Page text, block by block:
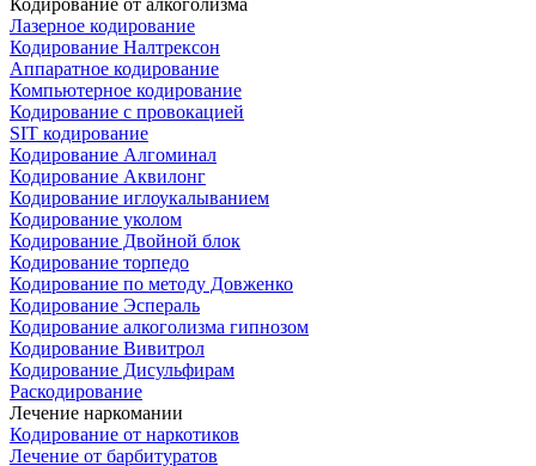
Кодирование от алкоголизма
Лазерное кодирование
Кодирование Налтрексон
Аппаратное кодирование
Компьютерное кодирование
Кодирование с провокацией
SIT кодирование
Кодирование Алгоминал
Кодирование Аквилонг
Кодирование иглоукалыванием
Кодирование уколом
Кодирование Двойной блок
Кодирование торпедо
Кодирование по методу Довженко
Кодирование Эспераль
Кодирование алкоголизма гипнозом
Кодирование Вивитрол
Кодирование Дисульфирам
Раскодирование
Лечение наркомании
Кодирование от наркотиков
Лечение от барбитуратов